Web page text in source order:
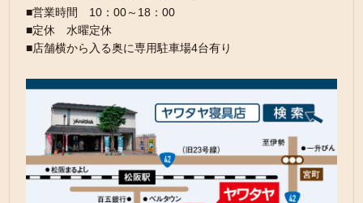
■営業時間 10：00～18：00
■定休 水曜定休
■店舗横から入る奥に専用駐車場4台有り